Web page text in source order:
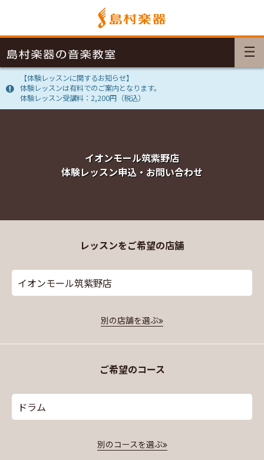
【体験レッスンに関するお知らせ】
体験レッスンは有料でのご案内となります。
体験レッスン受講料：2,200円（税込）
イオンモール筑紫野店
体験レッスン申込・お問い合わせ
レッスンをご希望の店舗
イオンモール筑紫野店
別の店舗を選ぶ
ご希望のコース
ドラム
別のコースを選ぶ